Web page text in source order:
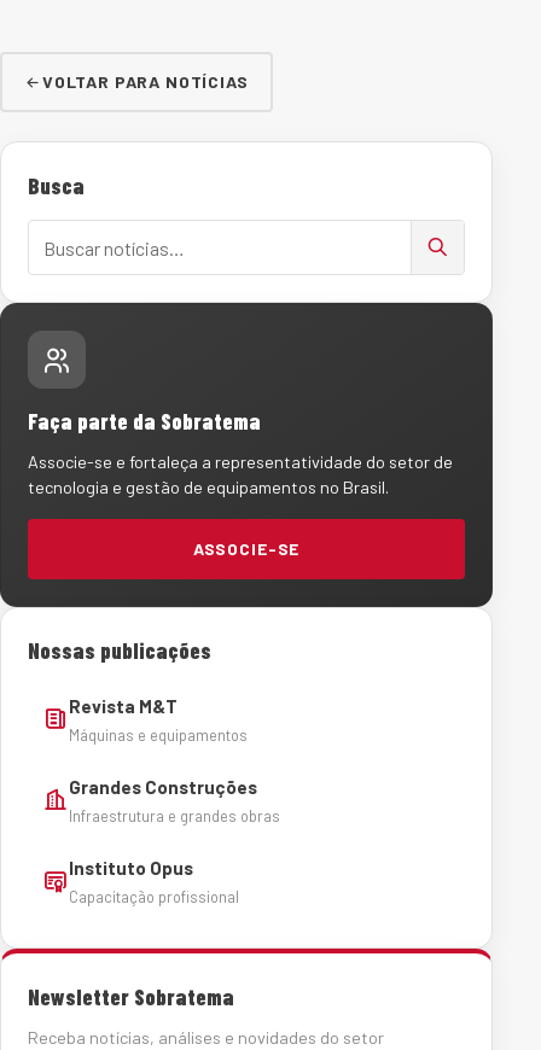
VOLTAR PARA NOTÍCIAS
Busca
Faça parte da Sobratema
Associe-se e fortaleça a representatividade do setor de
tecnologia e gestão de equipamentos no Brasil.
ASSOCIE-SE
Nossas publicações
Revista M&T
Máquinas e equipamentos
Grandes Construções
Infraestrutura e grandes obras
Instituto Opus
Capacitação profissional
Newsletter Sobratema
Receba notícias, análises e novidades do setor